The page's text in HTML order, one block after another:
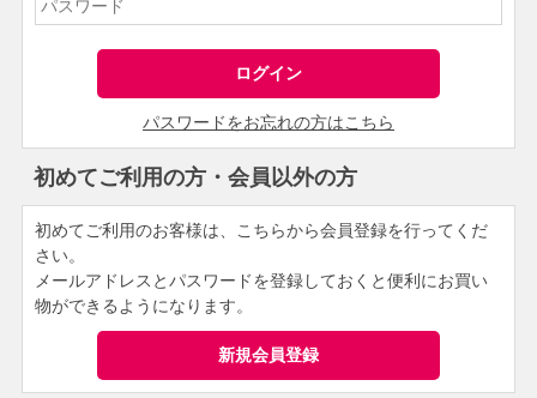
パスワードをお忘れの方はこちら
初めてご利用の方・会員以外の方
初めてご利用のお客様は、こちらから会員登録を行ってくだ
さい。
メールアドレスとパスワードを登録しておくと便利にお買い
物ができるようになります。